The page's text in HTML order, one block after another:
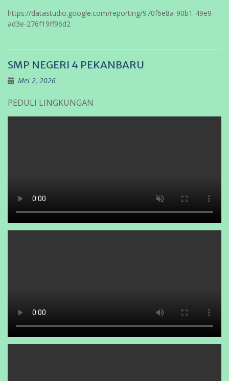
https://datastudio.google.com/reporting/970f6e8a-90b1-49e9-
ad3e-276f19ff96d2
SMP NEGERI 4 PEKANBARU
Mei 2, 2026
PEDULI LINGKUNGAN